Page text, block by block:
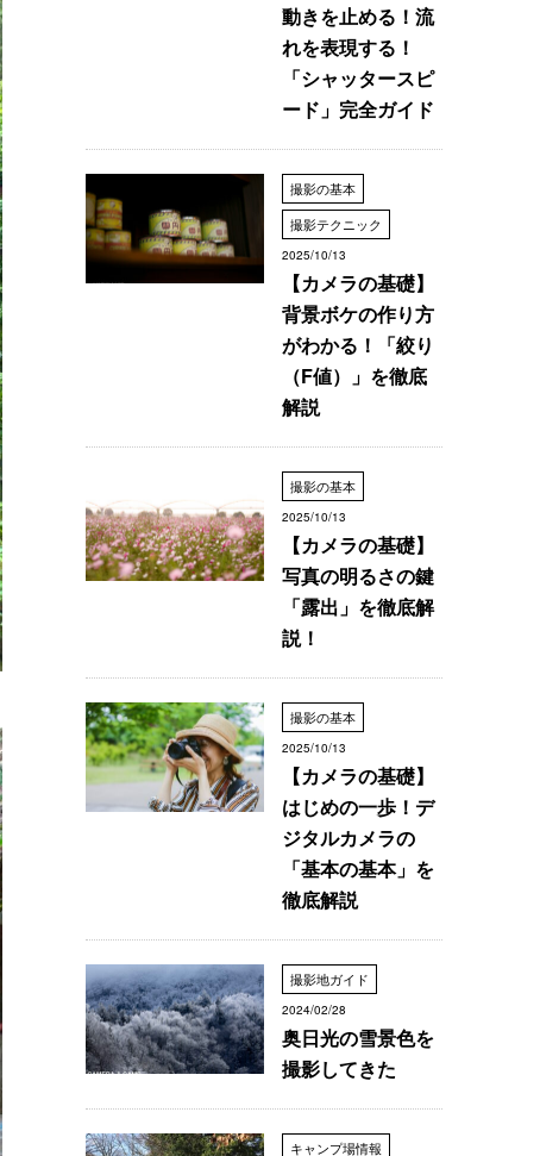
動きを止める！流
れを表現する！
「シャッタースピ
ード」完全ガイド
撮影の基本
撮影テクニック
2025/10/13
【カメラの基礎】
背景ボケの作り方
がわかる！「絞り
（F値）」を徹底
解説
撮影の基本
2025/10/13
【カメラの基礎】
写真の明るさの鍵
「露出」を徹底解
説！
撮影の基本
2025/10/13
【カメラの基礎】
はじめの一歩！デ
ジタルカメラの
「基本の基本」を
徹底解説
撮影地ガイド
2024/02/28
奥日光の雪景色を
撮影してきた
キャンプ場情報